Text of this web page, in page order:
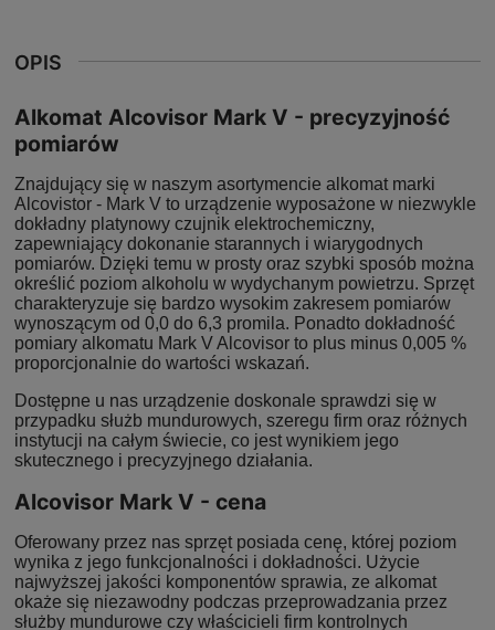
OPIS
Alkomat Alcovisor Mark V - precyzyjność
pomiarów
Znajdujący się w naszym asortymencie alkomat marki
Alcovistor - Mark V to urządzenie wyposażone w niezwykle
dokładny platynowy czujnik elektrochemiczny,
zapewniający dokonanie starannych i wiarygodnych
pomiarów. Dzięki temu w prosty oraz szybki sposób można
określić poziom alkoholu w wydychanym powietrzu. Sprzęt
charakteryzuje się bardzo wysokim zakresem pomiarów
wynoszącym od 0,0 do 6,3 promila. Ponadto dokładność
pomiary alkomatu Mark V Alcovisor to plus minus 0,005 %
proporcjonalnie do wartości wskazań.
Dostępne u nas urządzenie doskonale sprawdzi się w
przypadku służb mundurowych, szeregu firm oraz różnych
instytucji na całym świecie, co jest wynikiem jego
skutecznego i precyzyjnego działania.
Alcovisor Mark V - cena
Oferowany przez nas sprzęt posiada cenę, której poziom
wynika z jego funkcjonalności i dokładności. Użycie
najwyższej jakości komponentów sprawia, ze alkomat
okaże się niezawodny podczas przeprowadzania przez
służby mundurowe czy właścicieli firm kontrolnych